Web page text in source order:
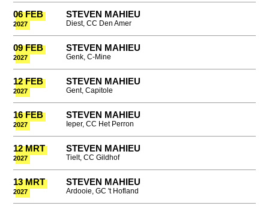
06 FEB
2027
STEVEN MAHIEU
Diest, CC Den Amer
09 FEB
2027
STEVEN MAHIEU
Genk, C-Mine
12 FEB
2027
STEVEN MAHIEU
Gent, Capitole
16 FEB
2027
STEVEN MAHIEU
Ieper, CC Het Perron
12 MRT
2027
STEVEN MAHIEU
Tielt, CC Gildhof
13 MRT
2027
STEVEN MAHIEU
Ardooie, GC 't Hofland